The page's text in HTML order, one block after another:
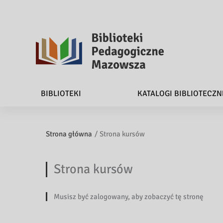
b
e
BIBLIOTEKI KATALOGI
Strona główna Strona kursów
Strona kursów
Musisz być zalogowany, aby zobaczyć tę stronę